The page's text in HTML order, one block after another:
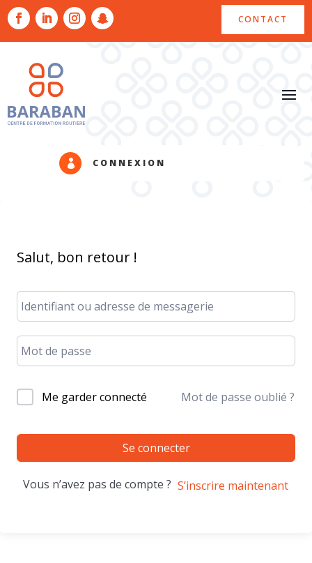
CONTACT
 CONNEXION
Salut, bon retour !
Me garder connecté Mot de passe oublié ?
Se connecter
Vous n’avez pas de compte ? S’inscrire maintenant